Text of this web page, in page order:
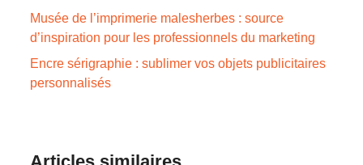
Musée de l’imprimerie malesherbes : source
d’inspiration pour les professionnels du marketing
Encre sérigraphie : sublimer vos objets publicitaires
personnalisés